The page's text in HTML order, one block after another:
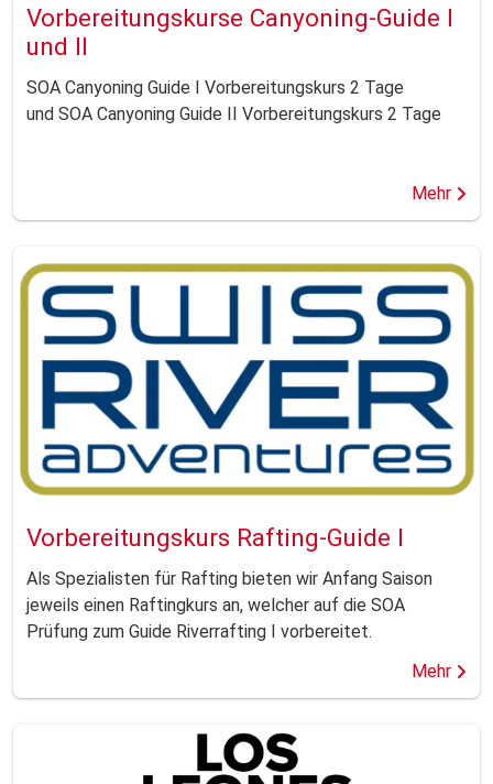
Vorbereitungskurse Canyoning-Guide I
und II
SOA Canyoning Guide I Vorbereitungskurs 2 Tage
und SOA Canyoning Guide II Vorbereitungskurs 2 Tage
Mehr
Vorbereitungskurs Rafting-Guide I
Als Spezialisten für Rafting bieten wir Anfang Saison
jeweils einen Raftingkurs an, welcher auf die SOA
Prüfung zum Guide Riverrafting I vorbereitet.
Mehr